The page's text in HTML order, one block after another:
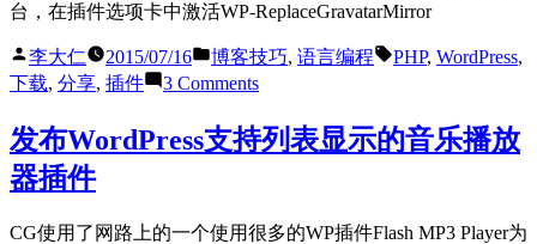
台，在插件选项卡中激活WP-ReplaceGravatarMirror
Posted
by
李大仁 2015/07/16
Posted
博客技巧, 语言编程 Tags:
PHP, WordPress,
下载, 分享, 插件 3 Commentson
ReplaceGravatarMirror
插
发布WordPress支持列表显示的音乐播放
器插件
CG使用了网路上的一个使用很多的WP插件Flash MP3 Player为